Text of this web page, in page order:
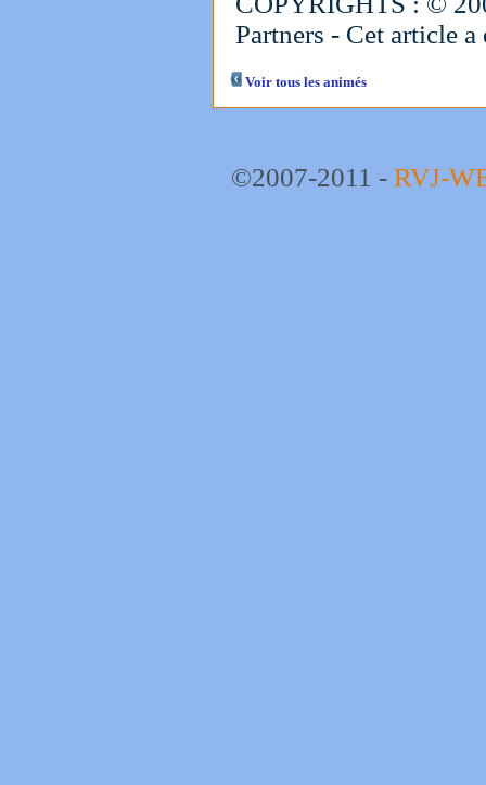
Partners - Cet article
Voir tous les animés
©2007-2011 - RVJ-